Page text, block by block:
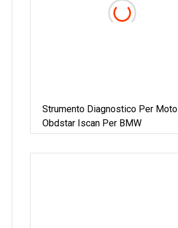
Strumento Diagnostico Per Moto
Obdstar Iscan Per BMW